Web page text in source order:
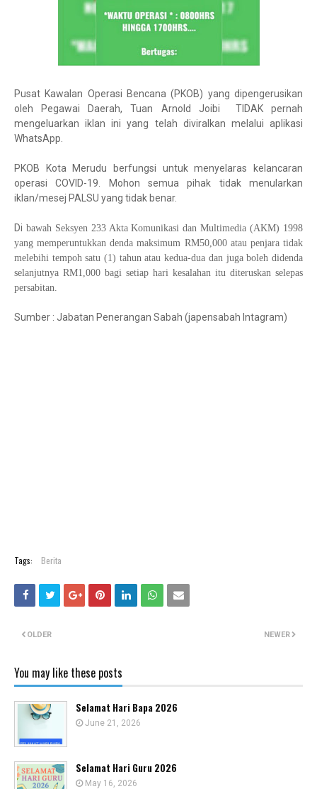
Pusat Kawalan Operasi Bencana (PKOB) yang dipengerusikan
oleh Pegawai Daerah, Tuan Arnold Joibi TIDAK pernah
mengeluarkan iklan ini yang telah diviralkan melalui aplikasi
WhatsApp.
PKOB Kota Merudu berfungsi untuk menyelaras kelancaran
operasi COVID-19. Mohon semua pihak tidak menularkan
iklan/mesej PALSU yang tidak benar.
Di bawah Seksyen 233 Akta Komunikasi dan Multimedia (AKM) 1998
yang memperuntukkan denda maksimum RM50,000 atau penjara tidak
melebihi tempoh satu (1) tahun atau kedua-dua dan juga boleh didenda
selanjutnya RM1,000 bagi setiap hari kesalahan itu diteruskan selepas
persabitan.
Sumber : Jabatan Penerangan Sabah (japensabah Intagram)
Tags: Berita
NEWER
OLDER
You may like these posts
Selamat Hari Bapa 2026
June 21, 2026
Selamat Hari Guru 2026
May 16, 2026